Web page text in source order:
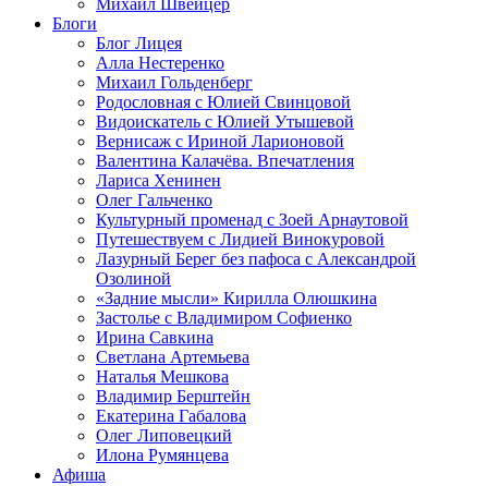
Михаил Швейцер
Блоги
Блог Лицея
Алла Нестеренко
Михаил Гольденберг
Родословная с Юлией Свинцовой
Видоискатель с Юлией Утышевой
Вернисаж с Ириной Ларионовой
Валентина Калачёва. Впечатления
Лариса Хенинен
Олег Гальченко
Культурный променад с Зоей Арнаутовой
Путешествуем с Лидией Винокуровой
Лазурный Берег без пафоса с Александрой
Озолиной
«Задние мысли» Кирилла Олюшкина
Застолье с Владимиром Софиенко
Ирина Савкина
Светлана Артемьева
Наталья Мешкова
Владимир Берштейн
Екатерина Габалова
Олег Липовецкий
Илона Румянцева
Афиша